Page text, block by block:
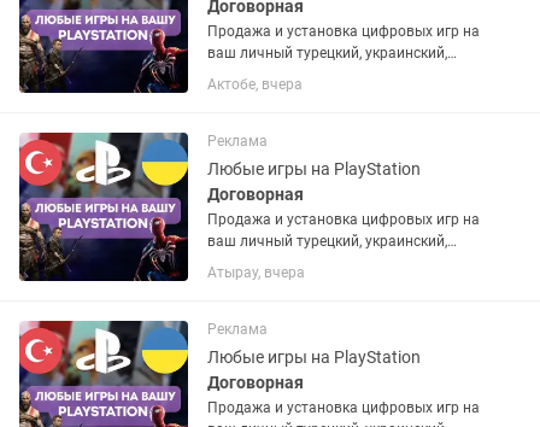
Договорная
Продажа и установка цифровых игр на
ваш личный турецкий, украинский,
американский или польский PSN
аккаунт. Если аккаунта нет – помогу
запросу. Работают на PS4 и...
Актобе, вчера
Реклама
Любые игры на PlayStation
Договорная
Продажа и установка цифровых игр на
ваш личный турецкий, украинский,
американский или польский PSN
аккаунт. Если аккаунта нет – помогу
запросу. Работают на PS4 и...
Атырау, вчера
Реклама
Любые игры на PlayStation
Договорная
Продажа и установка цифровых игр на